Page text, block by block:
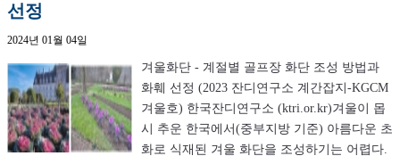
선정
2024년 01월 04일
겨울화단 - 계절별 골프장 화단 조성 방법과
화훼 선정 (2023 잔디연구소 계간잡지-KGCM
겨울호) 한국잔디연구소 (ktri.or.kr)겨울이 몹
시 추운 한국에서(중부지방 기준) 아름다운 초
화로 식재된 겨울 화단을 조성하기는 어렵다.